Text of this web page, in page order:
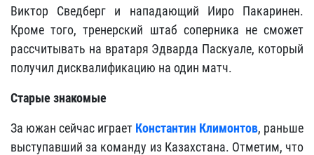
Виктор Сведберг и нападающий Ииро Пакаринен.
Кроме того, тренерский штаб соперника не сможет
рассчитывать на вратаря Эдварда Паскуале, который
получил дисквалификацию на один матч.
Старые знакомые
За южан сейчас играет Константин Климонтов, раньше
выступавший за команду из Казахстана. Отметим, что